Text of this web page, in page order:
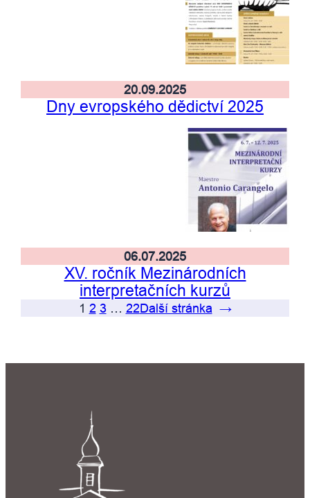
20.09.2025
Dny evropského dědictví 2025
06.07.2025
XV. ročník Mezinárodních
interpretačních kurzů
1 2 3 … 22Další stránka →